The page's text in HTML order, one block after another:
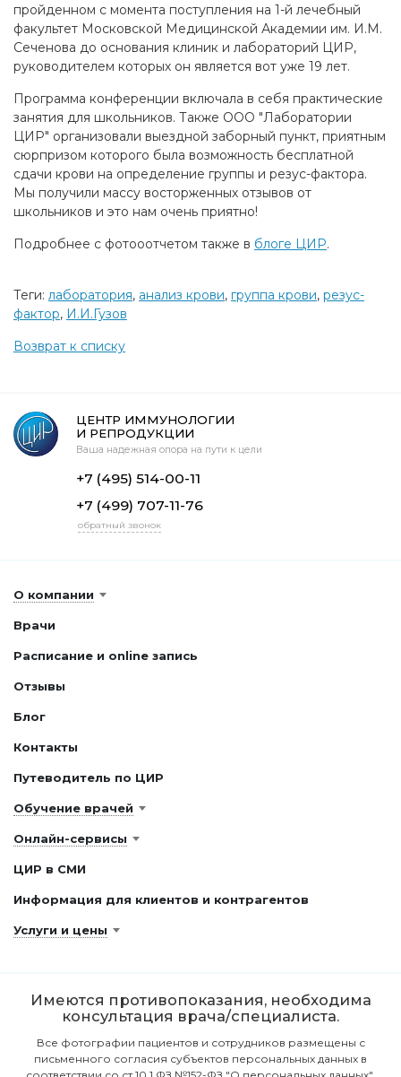
пройденном с момента поступления на 1-й лечебный
факультет Московской Медицинской Академии им. И.М.
Сеченова до основания клиник и лабораторий ЦИР,
руководителем которых он является вот уже 19 лет.
Программа конференции включала в себя практические
занятия для школьников. Также ООО "Лаборатории
ЦИР" организовали выездной заборный пункт, приятным
сюрпризом которого была возможность бесплатной
сдачи крови на определение группы и резус-фактора.
Мы получили массу восторженных отзывов от
школьников и это нам очень приятно!
Подробнее с фотооотчетом также в блоге ЦИР.
Теги: лаборатория, анализ крови, группа крови, резус-
фактор, И.И.Гузов
Возврат к списку
ЦЕНТР ИММУНОЛОГИИ
И РЕПРОДУКЦИИ
Ваша надежная опора на пути к цели
+7 (495) 514-00-11
+7 (499) 707-11-76
обратный звонок
О компании
Врачи
Расписание и online запись
Отзывы
Блог
Контакты
Путеводитель по ЦИР
Обучение врачей
Онлайн-сервисы
ЦИР в СМИ
Информация для клиентов и контрагентов
Услуги и цены
Имеются противопоказания, необходима
консультация врача/специалиста.
Все фотографии пациентов и сотрудников размещены с
письменного согласия субъектов персональных данных в